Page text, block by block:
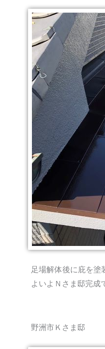
足場解体後に庇を塗
よいよＮさま邸完成
野洲市Ｋさま邸